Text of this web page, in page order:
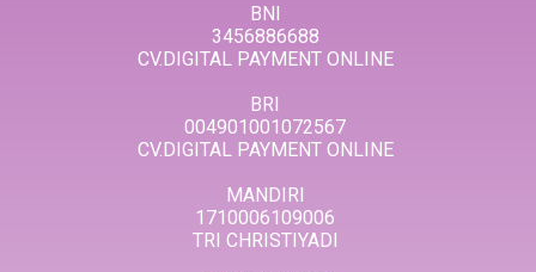
BNI
3456886688
CV.DIGITAL PAYMENT ONLINE
BRI
004901001072567
CV.DIGITAL PAYMENT ONLINE
MANDIRI
1710006109006
TRI CHRISTIYADI